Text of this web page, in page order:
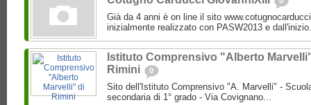
Già da 4 anni è on line il sito
inizialmente realizzato con PASW2013 e
Istituto Comprensivo "Alberto
Rimini
0
Sito dell'Istituto Comprensivo "A. Marvelli" -
secondaria di 1° grado - Via Covignano...